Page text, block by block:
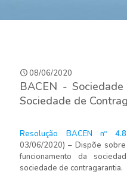
08/06/2020
BACEN -
Sociedade de
Resolução BACEN nº
03/06/2020) – Dispõe sobre
funcionamento da
sociedade de contragarantia.